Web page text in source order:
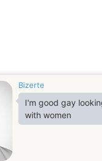
Bizerte
I'm good gay
with women